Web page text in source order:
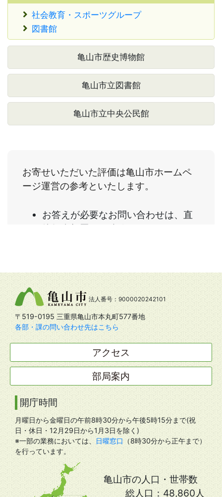
社会教育・スポーツグループ
図書館
亀山市歴史博物館
亀山市立図書館
亀山市立中央公民館
法人番号：9000020242101
〒519-0195 三重県亀山市本丸町577番地
各部・課の問い合わせ先はこちら
アクセス
部局案内
開庁時間
月曜日から金曜日の午前8時30分から午後5時15分まで(祝
日・休日・12月29日から1月3日を除く)
※一部の業務においては、
日曜窓口
（8時30分から正午まで）
を行っています。
亀山市の人口・世帯数
総人口： 48,860人